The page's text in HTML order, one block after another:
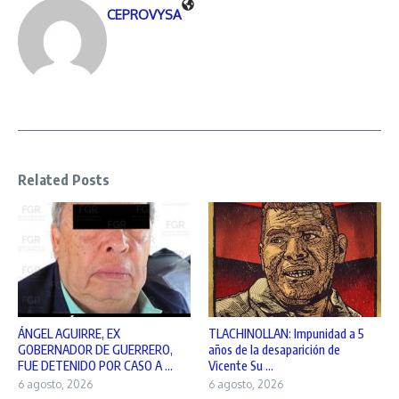
CEPROVYSA
Related Posts
ÁNGEL AGUIRRE, EX
GOBERNADOR DE GUERRERO,
FUE DETENIDO POR CASO A ...
6 agosto, 2026
TLACHINOLLAN: Impunidad a 5
años de la desaparición de
Vicente Su ...
6 agosto, 2026